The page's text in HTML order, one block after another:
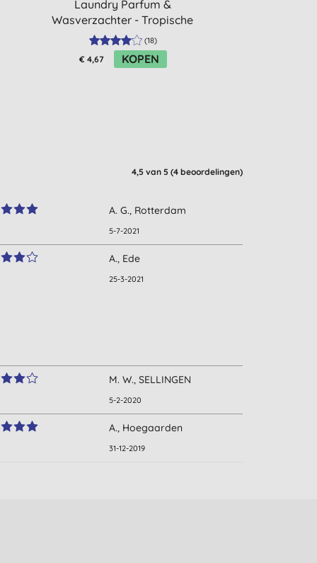
Laundry Parfum &
Wasverzachter - Tropische
Bloemen 10ml
(18)
€ 4,67 KOPEN
4,5 van 5 (4 beoordelingen)
A. G., Rotterdam
5-7-2021
A., Ede
25-3-2021
M. W., SELLINGEN
5-2-2020
A., Hoegaarden
31-12-2019